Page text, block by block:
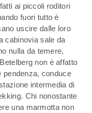
ai piccoli roditori
fuori tutto è
uscire dalle loro
cabinovia sale da
nulla da temere,
non è affatto
pendenza, conduce
intermedia di
Chi nonostante
una marmotta non